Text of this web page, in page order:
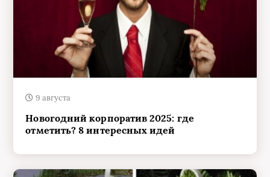
9 августа
Новогодний корпоратив 2025: где
отметить? 8 интересных идей